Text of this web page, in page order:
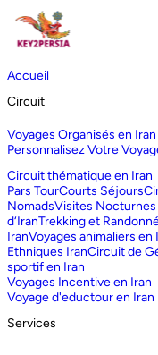
Accueil
Circuit
Voyages Organisés en Iran
Personnalisez Votre
Circuit thématique en Iran
Pars TourCourts Séjours
NomadsVisites Nocturnes
d‘IranTrekking et
IranVoyages animaliers en
Ethniques IranCircuit de
sportif en Iran
Voyages Incentive en Iran
Voyage d'eductour en Iran
Services